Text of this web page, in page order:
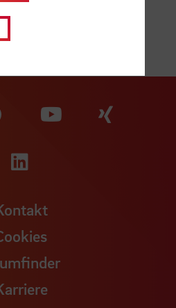
Zu unserer Facebook
Zu
Zu unserer